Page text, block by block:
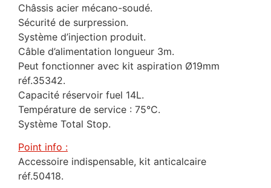
Châssis acier mécano-soudé.
Sécurité de surpression.
Système d’injection produit.
Câble d’alimentation longueur 3m.
Peut fonctionner avec kit aspiration Ø19mm
réf.35342.
Capacité réservoir fuel 14L.
Température de service : 75°C.
Système Total Stop.
Point info :
Accessoire indispensable, kit anticalcaire
réf.50418.